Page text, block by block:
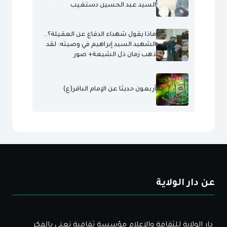
السيد عبد الحسين دستغيب
ماذا يقول شهداء الدفاع عن العقيلة؟..
الشهيد السيد إبراهيم في وصيته: لقد
ذهب زمان ذل الشيعة+ صور
أربعون حديثا عن الإمام الباقر(ع)
عن دار الولاية